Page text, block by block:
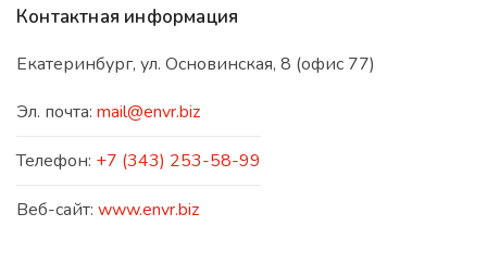
Контактная информация
Екатеринбург, ул. Основинская, 8 (офис 77)
Эл. почта: mail@envr.biz
Телефон: +7 (343) 253-58-99
Веб-сайт: www.envr.biz